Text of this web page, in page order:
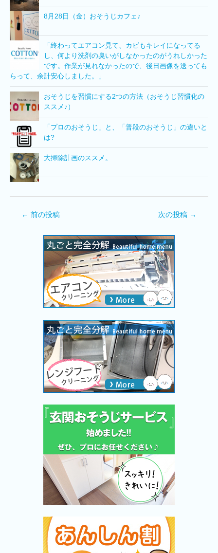
8月28日（金）おそうじカフェ♪
「終わってエアコン見て、カビもキレイになってる
し、何より洗剤の臭いがしなかったのがうれしかった
です。作業が見れなかったので、後日画像を送っても
らって、余計安心しました。」
おそうじを習慣にする2つの方法（おそうじ習慣化の
ススメ♪）
「プロのおそうじ」と、「普段のおそうじ」の違いと
は?
大掃除計画のススメ。
← 前の投稿 次の投稿 →